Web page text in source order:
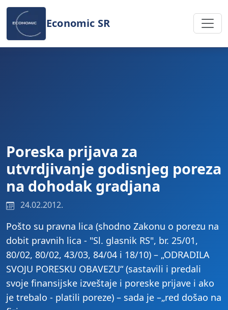
Preskoči na sadržaj
Economic SR
Poreska prijava za
utvrdjivanje godisnjeg poreza
na dohodak gradjana
24.02.2012.
Pošto su pravna lica (shodno Zakonu o porezu na
dobit pravnih lica - "Sl. glasnik RS", br. 25/01,
80/02, 80/02, 43/03, 84/04 i 18/10) – „ODRADILA
SVOJU PORESKU OBAVEZU“ (sastavili i predali
svoje finansijske izveštaje i poreske prijave i ako
je trebalo - platili poreze) – sada je –„red došao na